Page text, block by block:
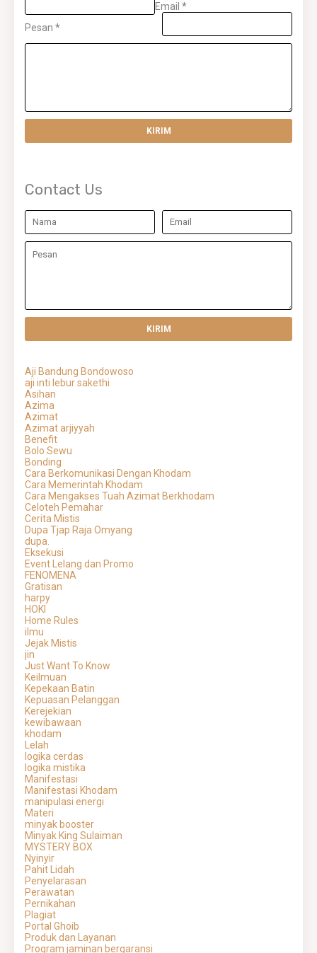
Email *
Pesan *
Contact Us
Aji Bandung Bondowoso
aji inti lebur sakethi
Asihan
Azima
Azimat
Azimat arjiyyah
Benefit
Bolo Sewu
Bonding
Cara Berkomunikasi Dengan Khodam
Cara Memerintah Khodam
Cara Mengakses Tuah Azimat Berkhodam
Celoteh Pemahar
Cerita Mistis
Dupa Tjap Raja Omyang
dupa.
Eksekusi
Event Lelang dan Promo
FENOMENA
Gratisan
harpy
HOKI
Home Rules
ilmu
Jejak Mistis
jin
Just Want To Know
Keilmuan
Kepekaan Batin
Kepuasan Pelanggan
Kerejekian
kewibawaan
khodam
Lelah
logika cerdas
logika mistika
Manifestasi
Manifestasi Khodam
manipulasi energi
Materi
minyak booster
Minyak King Sulaiman
MYSTERY BOX
Nyinyir
Pahit Lidah
Penyelarasan
Perawatan
Pernikahan
Plagiat
Portal Ghoib
Produk dan Layanan
Program jaminan bergaransi